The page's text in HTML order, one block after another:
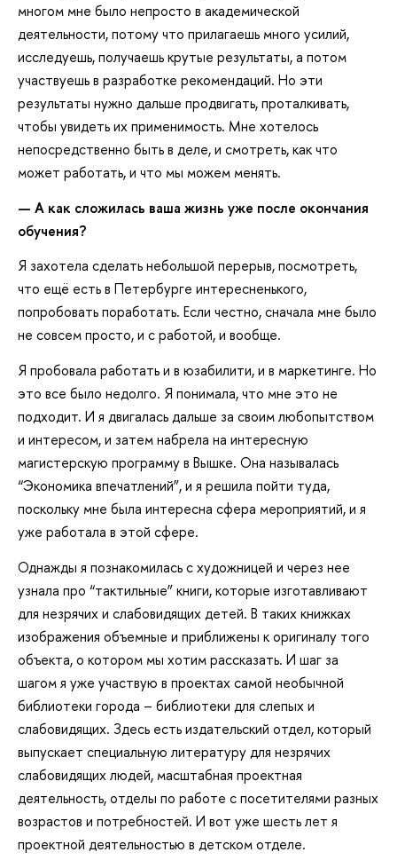
многом мне было непросто в академической
деятельности, потому что прилагаешь много усилий,
исследуешь, получаешь крутые результаты, а потом
участвуешь в разработке рекомендаций. Но эти
результаты нужно дальше продвигать, проталкивать,
чтобы увидеть их применимость. Мне хотелось
непосредственно быть в деле, и смотреть, как что
может работать, и что мы можем менять.
— А как сложилась ваша жизнь уже после окончания
обучения?
Я захотела сделать небольшой перерыв, посмотреть,
что ещё есть в Петербурге интересненького,
попробовать поработать. Если честно, сначала мне было
не совсем просто, и с работой, и вообще.
Я пробовала работать и в юзабилити, и в маркетинге. Но
это все было недолго. Я понимала, что мне это не
подходит. И я двигалась дальше за своим любопытством
и интересом, и затем набрела на интересную
магистерскую программу в Вышке. Она называлась
“Экономика впечатлений”, и я решила пойти туда,
поскольку мне была интересна сфера мероприятий, и я
уже работала в этой сфере.
Однажды я познакомилась с художницей и через нее
узнала про “тактильные” книги, которые изготавливают
для незрячих и слабовидящих детей. В таких книжках
изображения объемные и приближены к оригиналу того
объекта, о котором мы хотим рассказать. И шаг за
шагом я уже участвую в проектах самой необычной
библиотеки города – библиотеки для слепых и
слабовидящих. Здесь есть издательский отдел, который
выпускает специальную литературу для незрячих
слабовидящих людей, масштабная проектная
деятельность, отделы по работе с посетителями разных
возрастов и потребностей. И вот уже шесть лет я
проектной деятельностью в детском отделе.